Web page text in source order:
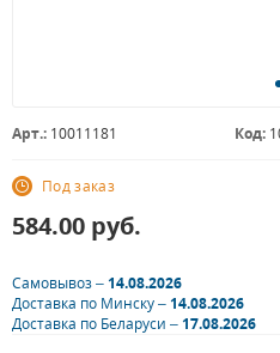
Арт.: 10011181 Код:
Под заказ
584.00 руб.
Самовывоз –14.08.2026
Доставка по Минску –14.08.2026
Доставка по Беларуси –17.08.2026